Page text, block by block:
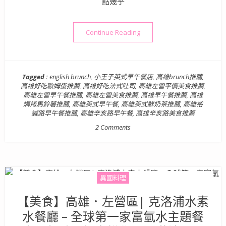
Continue Reading“【高雄左營區美食】小王子
Tagged :english brunch, 小王子英式早午餐店, 高雄brunch推薦,
高雄好吃歐姆蛋推薦, 高雄好吃法式吐司, 高雄左營平價美食推薦,
高雄左營早午餐推薦, 高雄左營美食推薦, 高雄早午餐推薦, 高雄
焗烤馬鈴薯推薦, 高雄英式早午餐, 高雄英式鮮奶茶推薦, 高雄裕
誠路早午餐推薦, 高雄辛亥路早午餐, 高雄辛亥路美食推薦
2 Comments
異國料理
【美食】高雄．左營區| 克洛浦水素
水餐廳 – 全球第一家富氫水主題餐